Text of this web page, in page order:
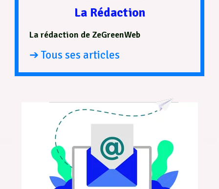
La Rédaction
La rédaction de ZeGreenWeb
➔ Tous ses articles